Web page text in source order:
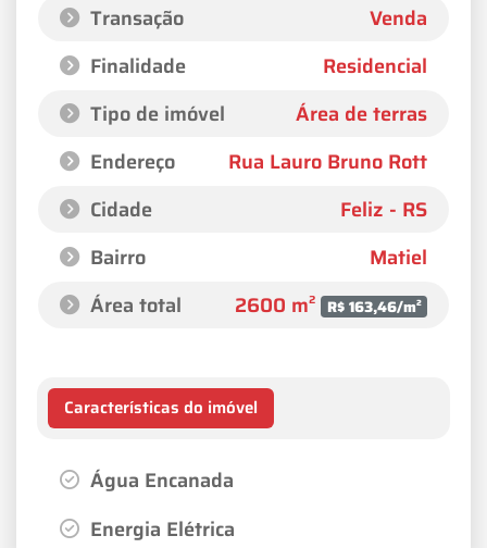
Transação
Venda
Finalidade
Residencial
Tipo de imóvel
Área de terras
Endereço
Rua Lauro Bruno Rott
Cidade
Feliz - RS
Bairro
Matiel
Área total
2600 m² R$ 163,46/m²
Características do imóvel
Água Encanada
Energia Elétrica